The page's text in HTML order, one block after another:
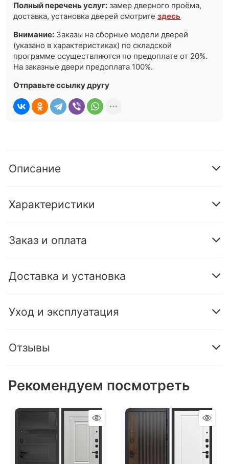
Полный перечень услуг: замер дверного проёма,
доставка, установка дверей смотритездесь
Внимание: Заказы на сборные модели дверей
(указано в характеристиках) по складской
программе осуществляются по предоплате от 20%.
На заказные двери предоплата 100%.
Отправьте ссылку другу
Описание
Характеристики
Заказ и оплата
Доставка и установка
Уход и эксплуатация
Отзывы
Рекомендуем посмотреть